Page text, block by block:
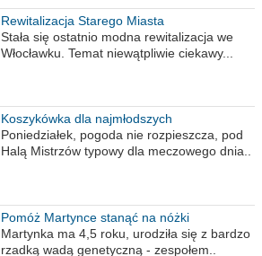
Rewitalizacja Starego Miasta
Stała się ostatnio modna rewitalizacja we
Włocławku. Temat niewątpliwie ciekawy...
Koszykówka dla najmłodszych
Poniedziałek, pogoda nie rozpieszcza, pod
Halą Mistrzów typowy dla meczowego dnia..
Pomóż Martynce stanąć na nóżki
Martynka ma 4,5 roku, urodziła się z bardzo
rzadką wadą genetyczną - zespołem..